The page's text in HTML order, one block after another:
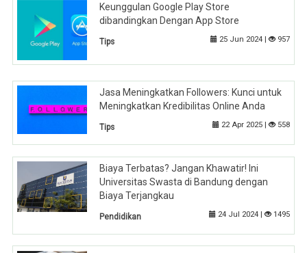
Keunggulan Google Play Store
dibandingkan Dengan App Store
Tips 25 Jun 2024 | 957
Jasa Meningkatkan Followers: Kunci untuk
Meningkatkan Kredibilitas Online Anda
Tips 22 Apr 2025 | 558
Biaya Terbatas? Jangan Khawatir! Ini
Universitas Swasta di Bandung dengan
Biaya Terjangkau
Pendidikan 24 Jul 2024 | 1495